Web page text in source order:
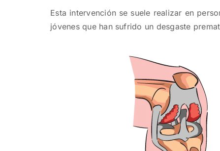
Esta intervención se suele realizar en
jóvenes que han sufrido un desgaste